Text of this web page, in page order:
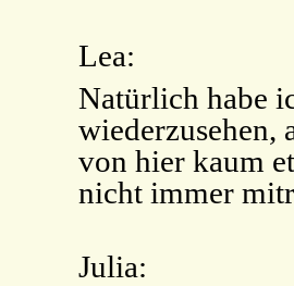
Lea:
Natürlich habe
wiederzusehen,
von hier kaum
nicht immer
Julia: